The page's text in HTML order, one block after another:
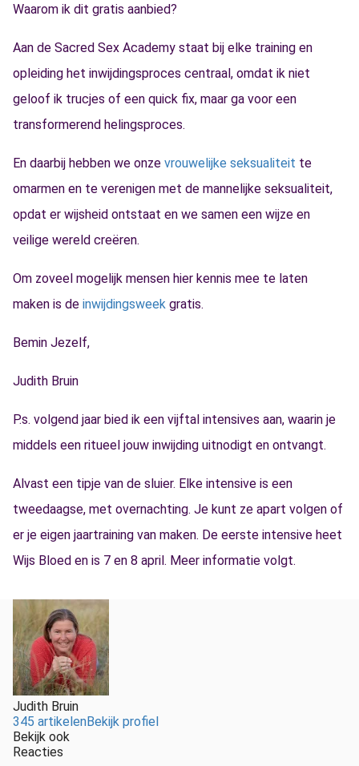
Waarom ik dit gratis aanbied?
Aan de Sacred Sex Academy staat bij elke training en
opleiding het inwijdingsproces centraal, omdat ik niet
geloof ik trucjes of een quick fix, maar ga voor een
transformerend helingsproces.
En daarbij hebben we onze vrouwelijke seksualiteit te
omarmen en te verenigen met de mannelijke seksualiteit,
opdat er wijsheid ontstaat en we samen een wijze en
veilige wereld creëren.
Om zoveel mogelijk mensen hier kennis mee te laten
maken is de inwijdingsweek gratis.
Bemin Jezelf,
Judith Bruin
P.s. volgend jaar bied ik een vijftal intensives aan, waarin je
middels een ritueel jouw inwijding uitnodigt en ontvangt.
Alvast een tipje van de sluier. Elke intensive is een
tweedaagse, met overnachting. Je kunt ze apart volgen of
er je eigen jaartraining van maken. De eerste intensive heet
Wijs Bloed en is 7 en 8 april. Meer informatie volgt.
Judith Bruin
345 artikelenBekijk profiel
Bekijk ook
Reacties